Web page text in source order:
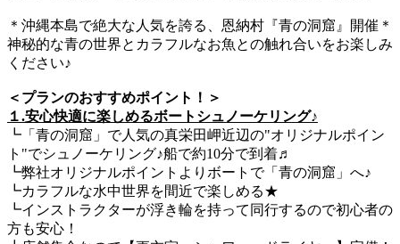
＊沖縄本島で絶大な人気を誇る、恩納村『青の洞窟』開催＊
神秘的な青の世界とカラフルなお魚との触れ合いをお楽しみ
ください♪
＜プランのおすすめポイント！＞
１.安心快適に楽しめるボートシュノーケリング♪
┗「青の洞窟」で人気の真栄田岬近辺の"オリジナルポイン
ト"でシュノーケリング♪船で約10分で到着♬
┗弊社オリジナルポイントよりボートで「青の洞窟」へ♪
┗カラフルな水中世界を間近で楽しめる★
┗インストラクターが浮き輪を持って同行するので初心者の
方も安心！